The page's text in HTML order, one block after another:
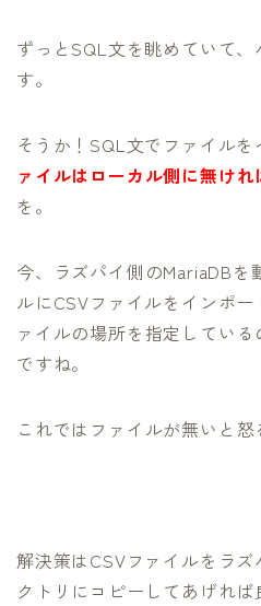
ずっとSQL文を眺めていて
す。
そうか！SQL文でファイルを
ァイルはローカル側に無け
を。
今、ラズパイ側のMariaDB
ルにCSVファイルをインポ
ァイルの場所を指定してい
ですね。
これではファイルが無いと怒
解決策はCSVファイルをラ
クトリにコピーしてあげれば